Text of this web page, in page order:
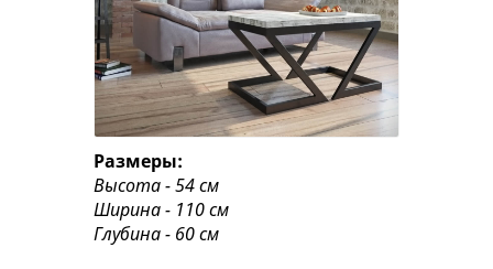
Размеры:
Высота - 54 см
Ширина - 110 см
Глубина - 60 см